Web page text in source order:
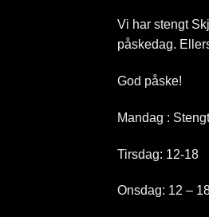
Vi har stengt
påskedag.
God påske!
Mandag : Stengt
Tirsdag: 12-18
Onsdag: 12 –